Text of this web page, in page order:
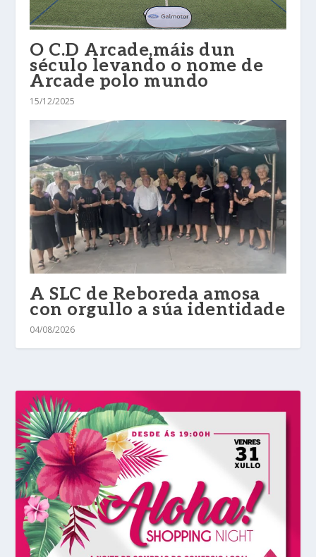
O C.D Arcade,máis dun
século levando o nome de
Arcade polo mundo
15/12/2025
A SLC de Reboreda amosa
con orgullo a súa identidade
04/08/2026